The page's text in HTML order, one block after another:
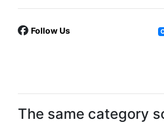
Follow Us
The same category